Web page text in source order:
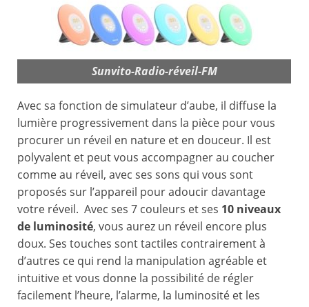
Sunvito-Radio-réveil-FM
Avec sa fonction de simulateur d’aube, il diffuse la
lumière progressivement dans la pièce pour vous
procurer un réveil en nature et en douceur. Il est
polyvalent et peut vous accompagner au coucher
comme au réveil, avec ses sons qui vous sont
proposés sur l’appareil pour adoucir davantage
votre réveil. Avec ses 7 couleurs et ses 10 niveaux
de luminosité, vous aurez un réveil encore plus
doux. Ses touches sont tactiles contrairement à
d’autres ce qui rend la manipulation agréable et
intuitive et vous donne la possibilité de régler
facilement l’heure, l’alarme, la luminosité et les